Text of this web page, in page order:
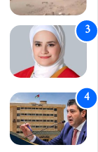
ل
م
ح
س
ب
ة